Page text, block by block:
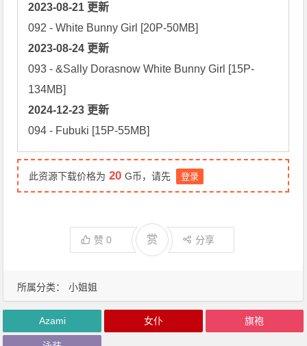
所属分类： 小姐姐
2023-08-21 更新
2023-08-24 更新
093 - &Sally Dorasnow White Bunny Girl [15P-
2024-12-23 更新
094 - Fubuki [15P-55MB]
此资源下载价格为 20 G币，请先 登录
赞0 赏 分享
Azami 女仆 旗袍